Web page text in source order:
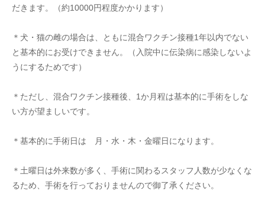
だきます。（約10000円程度かかります）
＊犬・猫の雌の場合は、ともに混合ワクチン接種1年以内でない
と基本的にお受けできません。（入院中に伝染病に感染しないよ
うにするためです）
＊ただし、混合ワクチン接種後、1か月程は基本的に手術をしな
い方が望ましいです。
＊基本的に手術日は 月・水・木・金曜日になります。
＊土曜日は外来数が多く、手術に関わるスタッフ人数が少なくな
るため、手術を行っておりませんので御了承ください。